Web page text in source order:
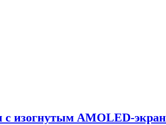
изогнутым AMOLED-